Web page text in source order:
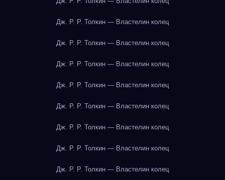
Дж. Р. Р. Толкин — Властелин колец
Дж. Р. Р. Толкин — Властелин колец
Дж. Р. Р. Толкин — Властелин колец
Дж. Р. Р. Толкин — Властелин колец
Дж. Р. Р. Толкин — Властелин колец
Дж. Р. Р. Толкин — Властелин колец
Дж. Р. Р. Толкин — Властелин колец
Дж. Р. Р. Толкин — Властелин колец